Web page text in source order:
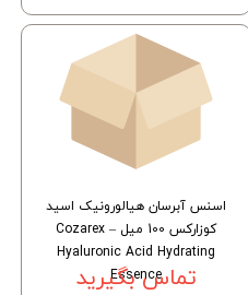
اسنس آبرسان هیالورونیک اسید
کوزارکس 100 میل – Cozarex
Hyaluronic Acid Hydrating
Essence
تماس بگیرید